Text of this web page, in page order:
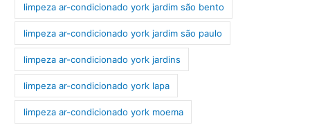
limpeza ar-condicionado york jardim são bento
limpeza ar-condicionado york jardim são paulo
limpeza ar-condicionado york jardins
limpeza ar-condicionado york lapa
limpeza ar-condicionado york moema